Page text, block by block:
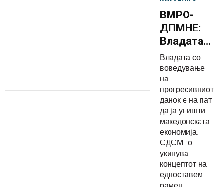
ВМРО-
ДПМНЕ:
Владата
со
на
данок е
на пат да
ја уништи
еконoмија
Владата со
воведување
на
прогресивниот
данок е на пат
да ја уништи
македонската
еконoмија.
СДСМ го
укинува
концептот на
едноставем
рамен...